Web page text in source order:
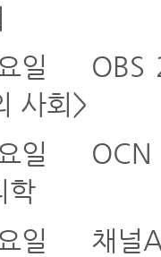
일
OBS
사회>
일
학
일
채널